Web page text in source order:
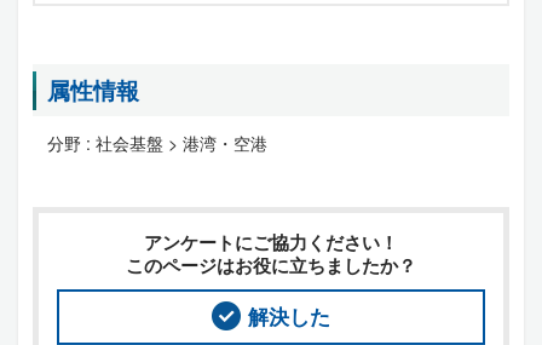
属性情報
分野 : 社会基盤 > 港湾・空港
アンケートにご協力ください！
このページはお役に立ちましたか？
解決した